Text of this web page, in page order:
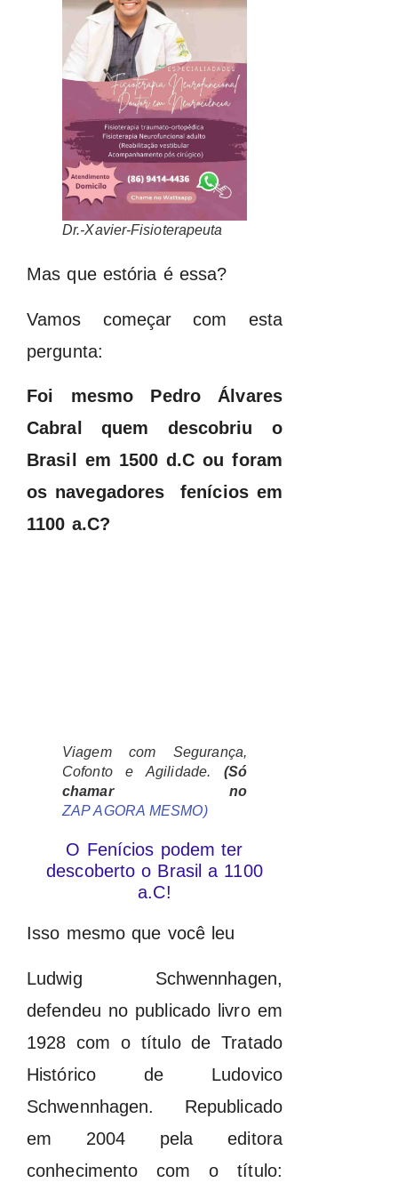
Dr.-Xavier-Fisioterapeuta
Mas que estória é essa?
Vamos começar com esta
pergunta:
Foi mesmo Pedro Álvares
Cabral quem descobriu o
Brasil em 1500 d.C ou foram
os navegadores fenícios em
1100 a.C?
Viagem com Segurança,
Cofonto e Agilidade. (Só
chamar no
ZAP AGORA MESMO)
O Fenícios podem ter
descoberto o Brasil a 1100
a.C!
Isso mesmo que você leu
Ludwig Schwennhagen,
defendeu no publicado livro em
1928 com o título de Tratado
Histórico de Ludovico
Schwennhagen. Republicado
em 2004 pela editora
conhecimento com o título: